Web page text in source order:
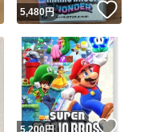
このユーザーは高頻度で24時
このユーザーは設定した発送
いいね！
5,480円
いいね！
5,200円